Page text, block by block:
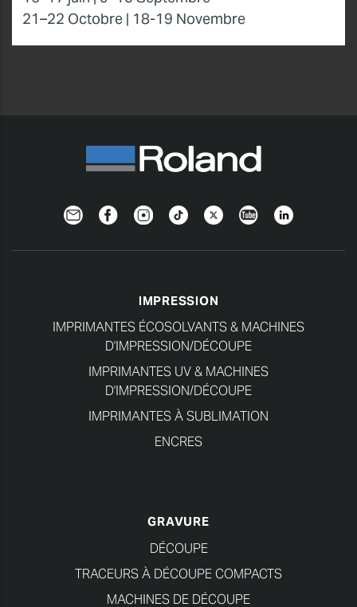
21–22 Octobre | 18-19 Novembre
NewsletterFacebookInstagramTikTokTwitterYouTubeLinkedin
IMPRESSION
IMPRIMANTES ÉCOSOLVANTS & MACHINES
D'IMPRESSION/DÉCOUPE
IMPRIMANTES UV & MACHINES
D'IMPRESSION/DÉCOUPE
IMPRIMANTES À SUBLIMATION
ENCRES
GRAVURE
DÉCOUPE
TRACEURS À DÉCOUPE COMPACTS
MACHINES DE DÉCOUPE